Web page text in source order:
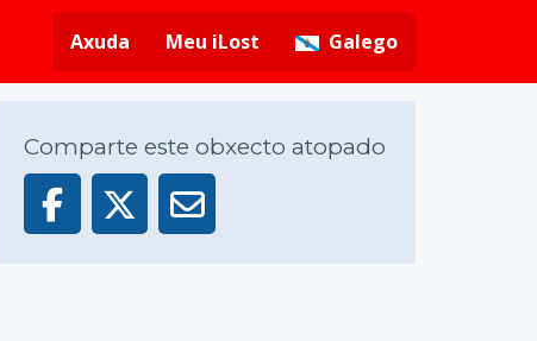
Axuda Meu iLost Galego
Comparte este obxecto atopado